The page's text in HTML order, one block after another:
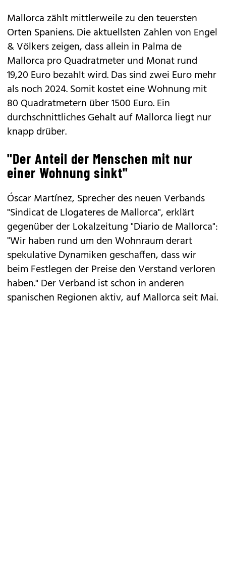
Mallorca zählt mittlerweile zu den teuersten
Orten Spaniens. Die aktuellsten Zahlen von Engel
& Völkers zeigen, dass allein in Palma de
Mallorca pro Quadratmeter und Monat rund
19,20 Euro bezahlt wird. Das sind zwei Euro mehr
als noch 2024. Somit kostet eine Wohnung mit
80 Quadratmetern über 1500 Euro. Ein
durchschnittliches Gehalt auf Mallorca liegt nur
knapp drüber.
"Der Anteil der Menschen mit nur
einer Wohnung sinkt"
Óscar Martínez, Sprecher des neuen Verbands
"Sindicat de Llogateres de Mallorca", erklärt
gegenüber der Lokalzeitung "Diario de Mallorca":
"Wir haben rund um den Wohnraum derart
spekulative Dynamiken geschaffen, dass wir
beim Festlegen der Preise den Verstand verloren
haben." Der Verband ist schon in anderen
spanischen Regionen aktiv, auf Mallorca seit Mai.